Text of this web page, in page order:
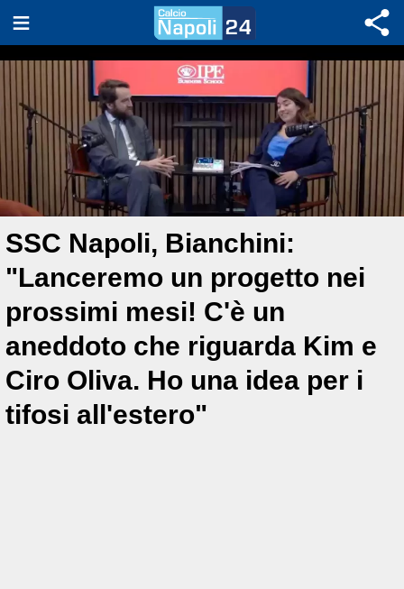
SSC Napoli, Bianchini:
"Lanceremo un progetto nei
prossimi mesi! C'è un
aneddoto che riguarda Kim e
Ciro Oliva. Ho una idea per i
tifosi all'estero"